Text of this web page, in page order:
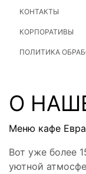
КОНТАКТЫ
КОРПОРАТИВЫ
ПОЛИТИКА
О
Меню кафе
Вот уже более
уютной